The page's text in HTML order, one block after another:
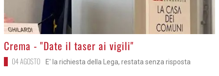
>
Crema - "Date il taser ai vigili"
04 AGOSTO E' la richiesta della Lega, restata senza risposta